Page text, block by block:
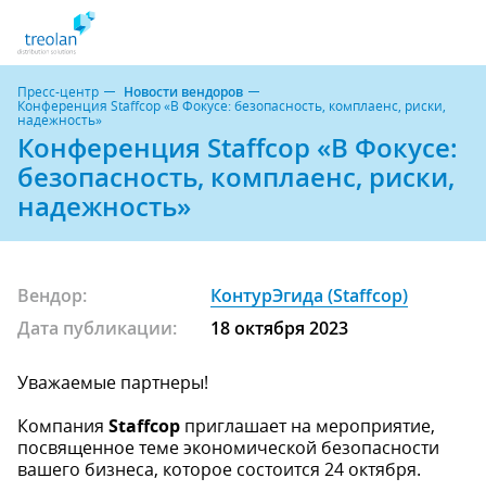
Пресс-центр Новости вендоров
Конференция Staffcop «В Фокусе: безопасность, комплаенс, риски,
надежность»
Конференция Staffcop «В Фокусе:
безопасность, комплаенс, риски,
надежность»
Вендор:
КонтурЭгида (Staffcop)
Дата публикации:
18 октября 2023
Уважаемые партнеры!
Компания Staffcop приглашает на мероприятие,
посвященное теме экономической безопасности
вашего бизнеса, которое состоится 24 октября.